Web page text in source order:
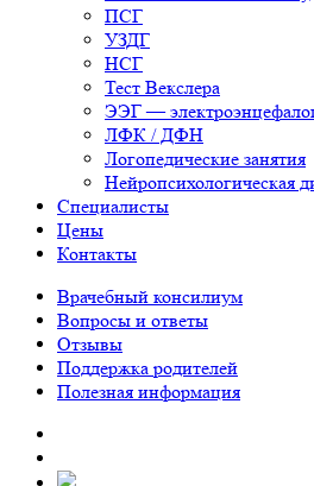
ПСГ
УЗДГ
НСГ
Тест Векслера
ЭЭГ —
ЛФК / ДФН
Логопедические занятия
Нейропсихологическая
Специалисты
Цены
Контакты
Врачебный консилиум
Вопросы и ответы
Отзывы
Поддержка родителей
Полезная информация